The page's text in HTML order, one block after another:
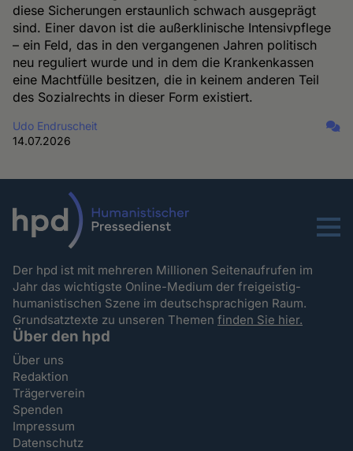
diese Sicherungen erstaunlich schwach ausgeprägt
sind. Einer davon ist die außerklinische Intensivpflege
– ein Feld, das in den vergangenen Jahren politisch
neu reguliert wurde und in dem die Krankenkassen
eine Machtfülle besitzen, die in keinem anderen Teil
des Sozialrechts in dieser Form existiert.
Udo Endruscheit
14.07.2026
Menu
Der hpd ist mit mehreren Millionen Seitenaufrufen im
Jahr das wichtigste Online-Medium der freigeistig-
humanistischen Szene im deutschsprachigen Raum.
Grundsatztexte zu unseren Themenfinden Sie hier.
Über den hpd
Über uns
Redaktion
Trägerverein
Spenden
Impressum
Datenschutz